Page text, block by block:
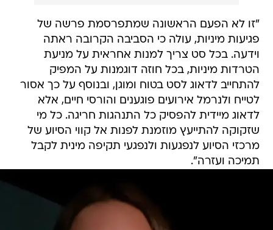
"זו לא הפעם הראשונה שמתפרסמת פרשה של
פגיעות מיניות, עולה כי הסביבה הקרובה ראתה
וידעה. בכל סט צריך למנות אחראית על מניעת
הטרדות מיניות, בכל חוזה דוגמנות על המפיק
להתחייב לדאוג לסט בטוח ומוגן, ובנוסף על כך אסור
לטייח ולנרמל אירועים פוגענים והורסי חיים, אלא
לדאוג מיידית להפסיק כל התנהגות חריגה. כל מי
שזקוקה להתייעץ מוזמנת לפנות אל קווי הסיוע של
מרכזי הסיוע לנפגעות ולנפגעי תקיפה מינית לקבל
תמיכה ועזרה".